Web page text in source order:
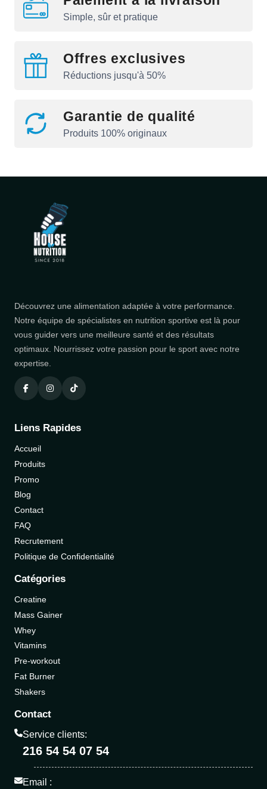
Simple, sûr et pratique
Offres exclusives
Réductions jusqu'à 50%
Garantie de qualité
Produits 100% originaux
Découvrez une alimentation adaptée à votre performance.
Notre équipe de spécialistes en nutrition sportive est là pour
vous guider vers une meilleure santé et des résultats
optimaux. Nourrissez votre passion pour le sport avec notre
expertise.
Liens Rapides
Accueil
Produits
Promo
Blog
Contact
FAQ
Recrutement
Politique de Confidentialité
Catégories
Creatine
Mass Gainer
Whey
Vitamins
Pre-workout
Fat Burner
Shakers
Contact
Service clients:
216 54 54 07 54
Email :